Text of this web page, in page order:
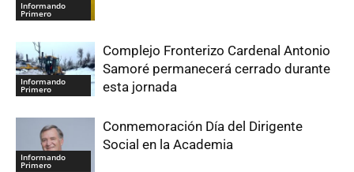
Informando
Primero
Informando
Primero
Complejo Fronterizo Cardenal Antonio
Samoré permanecerá cerrado durante
esta jornada
Informando
Primero
Conmemoración Día del Dirigente
Social en la Academia